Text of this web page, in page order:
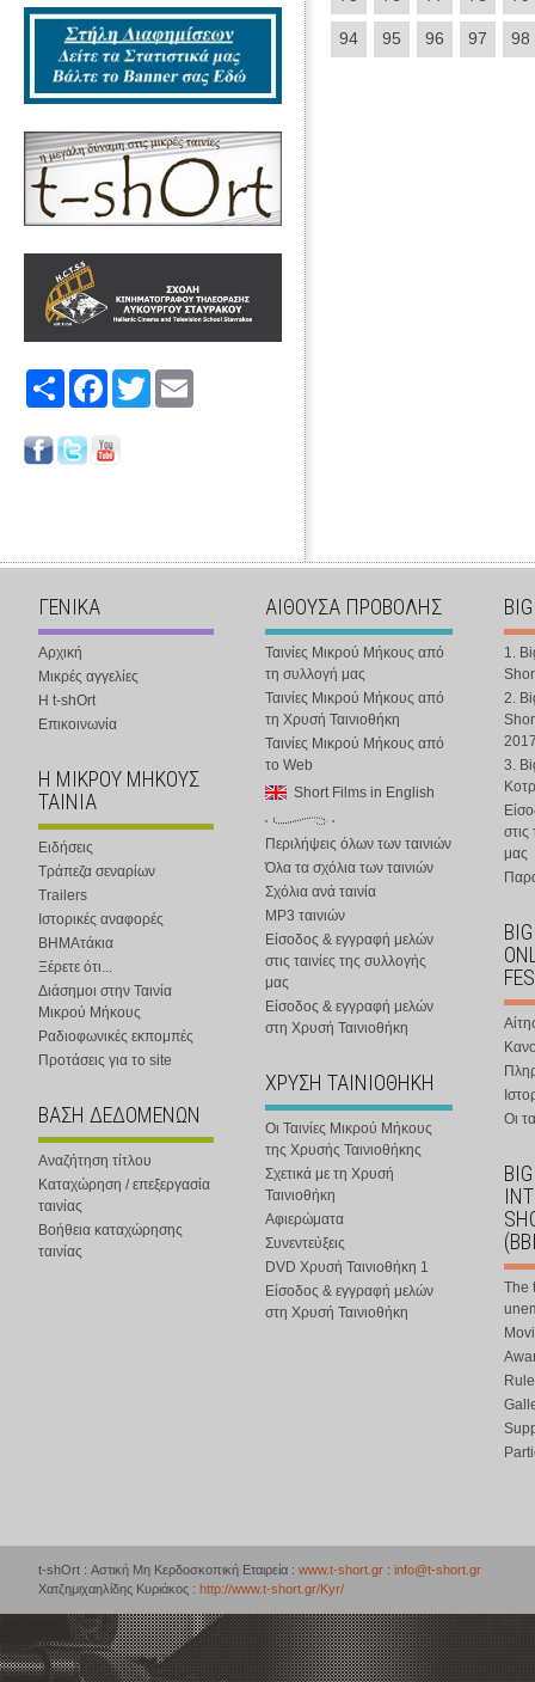
Share FacebookTwitter
94 95 96 97 98
ΓΕΝΙΚΑ
Αρχική
Μικρές αγγελίες
Η t-shOrt
Επικοινωνία
Η ΜΙΚΡΟΥ ΜΗΚΟΥΣ
ΤΑΙΝΙΑ
Ειδήσεις
Τράπεζα σεναρίων
Trailers
Ιστορικές αναφορές
ΒΗΜΑτάκια
Ξέρετε ότι...
Διάσημοι στην Ταινία
Μικρού Μήκους
Ραδιοφωνικές εκπομπές
Προτάσεις για το site
ΒΑΣΗ ΔΕΔΟΜΕΝΩΝ
Αναζήτηση τίτλου
Καταχώρηση / επεξεργασία
ταινίας
Βοήθεια καταχώρησης
ταινίας
ΑΙΘΟΥΣΑ ΠΡΟΒΟΛΗΣ
Ταινίες Μικρού Μήκους από
τη συλλογή μας
Ταινίες Μικρού Μήκους από
τη Χρυσή Ταινιοθήκη
Ταινίες Μικρού Μήκους από
το Web
Short Films in English
Περιλήψεις όλων των ταινιών
Όλα τα σχόλια των ταινιών
Σχόλια ανά ταινία
MP3 ταινιών
Είσοδος & εγγραφή μελών
στις ταινίες της συλλογής
μας
Είσοδος & εγγραφή μελών
στη Χρυσή Ταινιοθήκη
ΧΡΥΣΗ ΤΑΙΝΙΟΘΗΚΗ
Οι Ταινίες Μικρού Μήκους
της Χρυσής Ταινιοθήκης
Σχετικά με τη Χρυσή
Ταινιοθήκη
Αφιερώματα
Συνεντεύξεις
DVD Χρυσή Ταινιοθήκη 1
Είσοδος & εγγραφή μελών
στη Χρυσή Ταινιοθήκη
1.
2.
3.
στις
μας
Οι
The
t-shOrt : Αστική Μη Κερδοσκοπική Εταιρεία : www.t-short.gr : info@t-short.gr
Χατζημιχαηλίδης Κυριάκος : http://www.t-short.gr/Kyr/